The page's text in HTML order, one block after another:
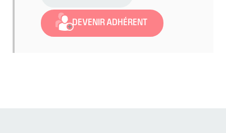
DEVENIR ADHÉRENT